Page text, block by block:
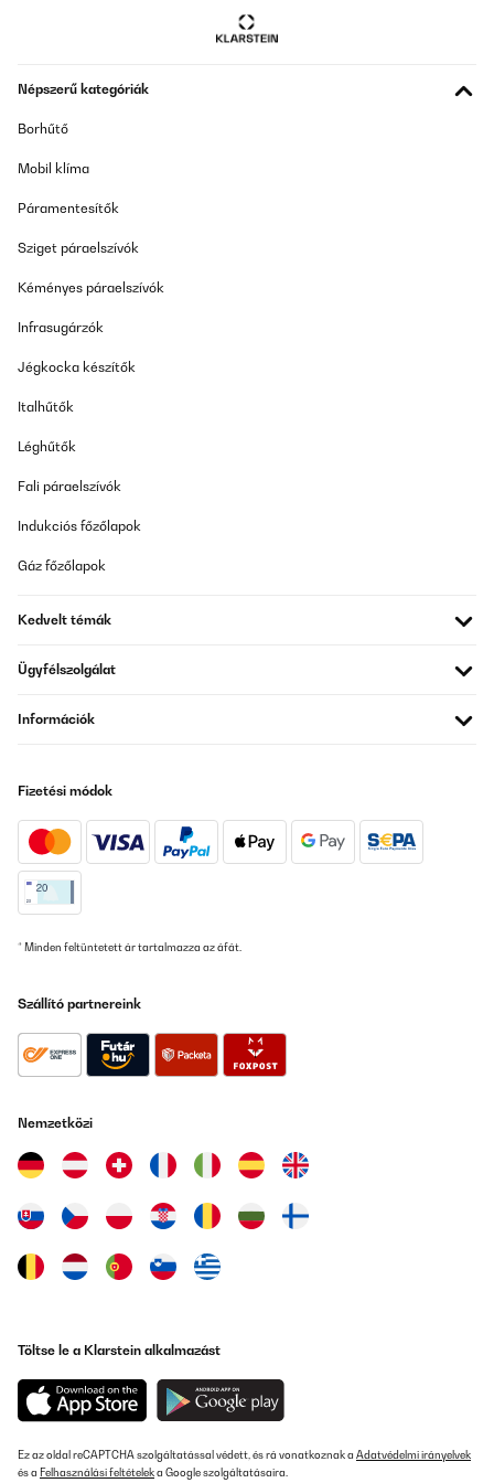
Népszerű kategóriák
Borhűtő
Mobil klíma
Páramentesítők
Sziget páraelszívók
Kéményes páraelszívók
Infrasugárzók
Jégkocka készítők
Italhűtők
Léghűtők
Fali páraelszívók
Indukciós főzőlapok
Gáz főzőlapok
Kedvelt témák
Ügyfélszolgálat
Információk
Fizetési módok
* Minden feltüntetett ár tartalmazza az áfát.
Szállító partnereink
Nemzetközi
Töltse le a Klarstein alkalmazást
Ez az oldal reCAPTCHA szolgáltatással védett, és rá vonatkoznak a Adatvédelmi irányelvek
és a Felhasználási feltételeka Google szolgáltatásaira.